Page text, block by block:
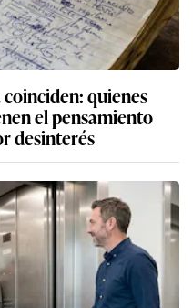
quienes
el pensamiento
desinterés